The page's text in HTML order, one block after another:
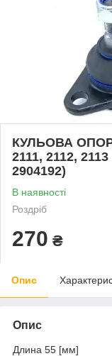
КУЛЬОВА
2111, 2112,
2904192)
В наявності
Роздріб
270 ₴
Опис
Опис
Длина 55 [мм]